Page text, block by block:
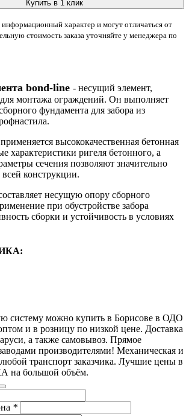
Купить в 1 клик
характер и могут отличаться от
стоимость заказа уточняйте у менеджера по
bond-line - несущий элемент,
монтажа ограждений. Он выполняет
фундамента для забора из
высококачественная бетонная
характеристики ригеля бетонного, а
сечения позволяют значительно
конструкции.
несущую опору сборного
при обустройстве забора
сборки и устойчивость в условиях
можно купить в Борисове в ОДО
и в розницу по низкой цене. Доставка
а также самовывоз. Прямое
производителями! Механическая и
любой транспорт заказчика. Лучшие цены в
на большой объём.
*